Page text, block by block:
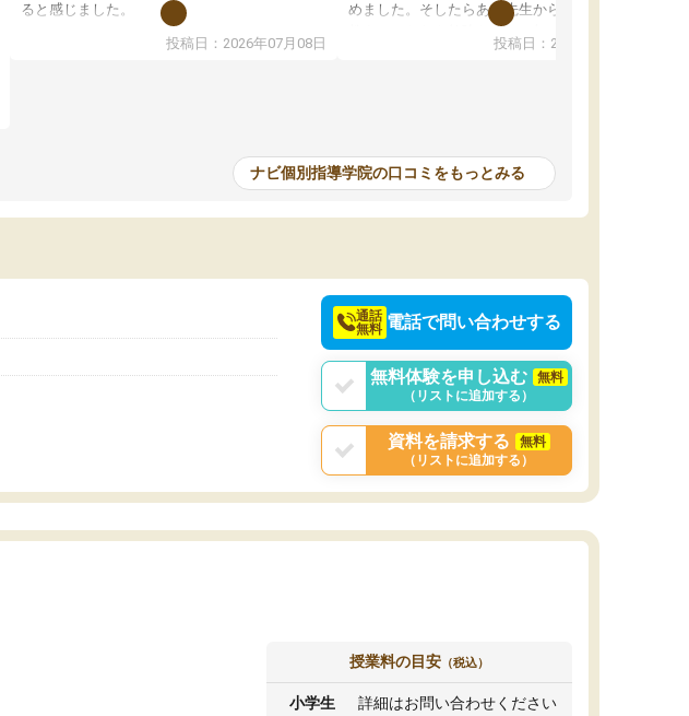
ると感じました。
授業はホワイトボードを使って説明してくれる
教室全体としては小学生や中学生の利用者が多
投稿日：2026年07月08日
めました。そしたらある先生から学ぶ楽しさを
教えていただき勉強などして無かったのに自主
室で勉強するくらいハマりました。私の担当の
投稿日：2026年07月01日
ナビ個別指導学院の口コミをもっとみる
通話
無料 電話で問い合わせする
無料体験を申し込む
無料
（リストに追加する）
資料を請求する
無料
（リストに追加する）
授業料の目安 （税込）
小学生 詳細はお問い合わせください